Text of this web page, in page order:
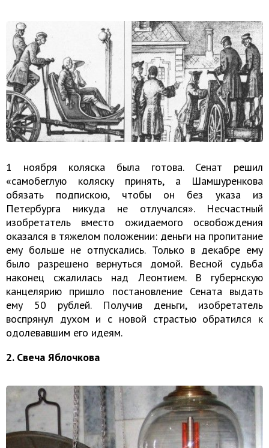
1 ноября коляска была готова. Сенат решил
«самобеглую коляску принять, а Шамшуренкова
обязать подпискою, чтобы он без указа из
Петербурга никуда не отлучался». Несчастный
изобретатель вместо ожидаемого освобождения
оказался в тяжелом положении: деньги на пропитание
ему больше не отпускались. Только в декабре ему
было разрешено вернуться домой. Весной судьба
наконец сжалилась над Леонтием. В губернскую
канцелярию пришло постановление Сената выдать
ему 50 рублей. Получив деньги, изобретатель
воспрянул духом и с новой страстью обратился к
одолевавшим его идеям.
2. Свеча Яблочкова